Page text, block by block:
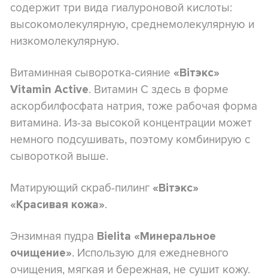
содержит три вида гиалуроновой кислоты:
высокомолекулярную, среднемолекулярную и
низкомолекулярную.
Витаминная сыворотка-сияние «Вітэкс»
Vitamin Active. Витамин С здесь в форме
аскорбилфосфата натрия, тоже рабочая форма
витамина. Из-за высокой концентрации может
немного подсушивать, поэтому комбинирую с
сывороткой выше.
Матирующий скраб-пилинг «Вітэкс»
«Красивая кожа».
Энзимная пудра Bielita «Минеральное
очищение». Использую для ежедневного
очищения, мягкая и бережная, не сушит кожу.